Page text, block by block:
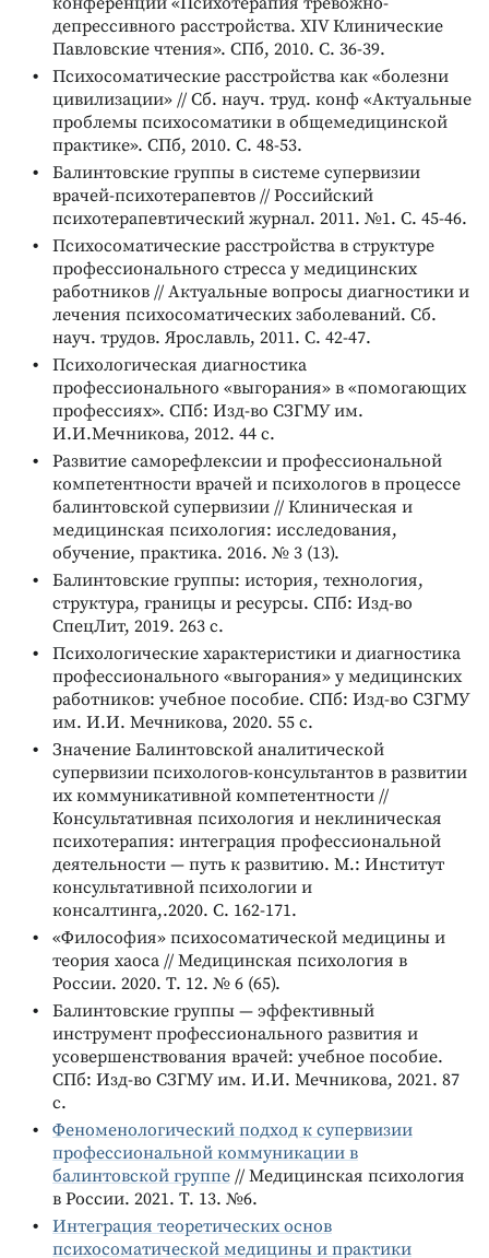
депрессивного расстройства. XIV Клинические
Павловские чтения». СПб, 2010. С. 36-39.
Психосоматические расстройства как «болезни
цивилизации» // Сб. науч. труд. конф «Актуальные
проблемы психосоматики в общемедицинской
практике». СПб, 2010. С. 48-53.
Балинтовские группы в системе супервизии
врачей-психотерапевтов // Российский
психотерапевтический журнал. 2011. №1. С. 45-46.
Психосоматические расстройства в структуре
профессионального стресса у медицинских
работников // Актуальные вопросы диагностики и
лечения психосоматических заболеваний. Сб.
науч. трудов. Ярославль, 2011. С. 42-47.
Психологическая диагностика
профессионального «выгорания» в «помогающих
профессиях». СПб: Изд-во СЗГМУ им.
И.И.Мечникова, 2012. 44 с.
Развитие саморефлексии и профессиональной
компетентности врачей и психологов в процессе
балинтовской супервизии // Клиническая и
медицинская психология: исследования,
обучение, практика. 2016. № 3 (13).
Балинтовские группы: история, технология,
структура, границы и ресурсы. СПб: Изд-во
СпецЛит, 2019. 263 с.
Психологические характеристики и диагностика
профессионального «выгорания» у медицинских
работников: учебное пособие. СПб: Изд-во СЗГМУ
им. И.И. Мечникова, 2020. 55 с.
Значение Балинтовской аналитической
супервизии психологов-консультантов в развитии
их коммуникативной компетентности //
Консультативная психология и неклиническая
психотерапия: интеграция профессиональной
деятельности — путь к развитию. М.: Институт
консультативной психологии и
консалтинга,.2020. С. 162-171.
«Философия» психосоматической медицины и
теория хаоса // Медицинская психология в
России. 2020. T. 12. № 6 (65).
Балинтовские группы — эффективный
инструмент профессионального развития и
усовершенствования врачей: учебное пособие.
СПб: Изд-во СЗГМУ им. И.И. Мечникова, 2021. 87
с.
Феноменологический подход к супервизии
профессиональной коммуникации в
балинтовской группе // Медицинская психология
в России. 2021. T. 13. №6.
Интеграция теоретических основ
психосоматической медицины и практики